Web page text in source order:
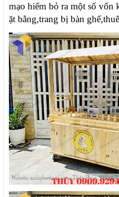
mạo hiểm bỏ ra một số vốn
ặt bằng,trang bị bàn